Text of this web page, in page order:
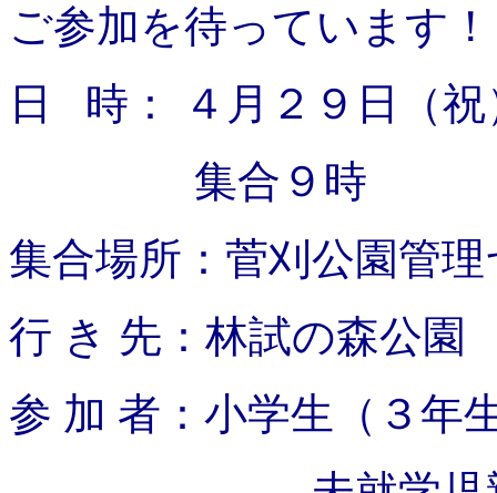
ご参加を待っています！
日 時： ４月２９日（
集合９時 解散
集合場所：菅刈公園管
行 き 先：林試の森公園
参 加 者：小学生（３年